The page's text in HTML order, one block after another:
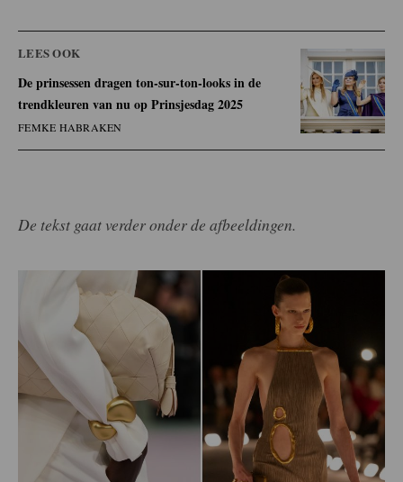
LEES OOK
De prinsessen dragen ton-sur-ton-looks in de
trendkleuren van nu op Prinsjesdag 2025
FEMKE HABRAKEN
De tekst gaat verder onder de afbeeldingen.